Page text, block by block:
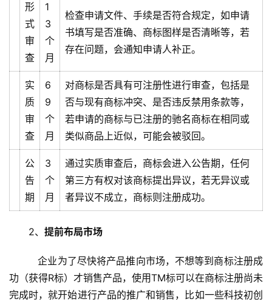
形
式
审
查
1
3
个
月
检查申请文件、手续是否符合规定，如申请
书填写是否准确、商标图样是否清晰等，若
存在问题，会通知申请人补正。
实
质
审
查
6
9
个
月
对商标是否具有可注册性进行审查，包括是
否与现有商标冲突、是否违反禁用条款等，
若申请的商标与已注册的驰名商标在相同或
类似商品上近似，可能会被驳回。
公
告
期
3
个
月
通过实质审查后，商标会进入公告期，任何
第三方有权对该商标提出异议，若无异议或
者异议不成立，商标则注册成功。
2、 提前布局市场
   企业为了尽快将产品推向市场，不想等到商标注册成
功（获得R标）才销售产品，使用TM标可以在商标注册尚未
完成时，就开始进行产品的推广和销售，比如一些科技初创